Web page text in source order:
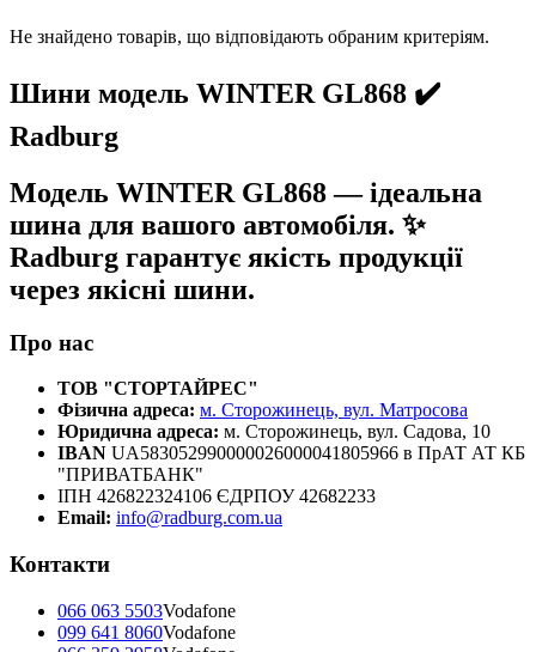
Не знайдено товарів, що відповідають обраним критеріям.
Шини модель WINTER GL868 ✔️
Radburg
Модель WINTER GL868 — ідеальна
шина для вашого автомобіля. ✨
Radburg гарантує якість продукції
через якісні шини.
Про нас
ТОВ "СТОРТАЙРЕС"
Фізична адреса: м. Сторожинець, вул. Матросова
Юридична адреса: м. Сторожинець, вул. Садова, 10
IBAN UA583052990000026000041805966 в ПрАТ АТ КБ
"ПРИВАТБАНК"
ІПН 426822324106 ЄДРПОУ 42682233
Email: info@radburg.com.ua
Контакти
066 063 5503Vodafone
099 641 8060Vodafone